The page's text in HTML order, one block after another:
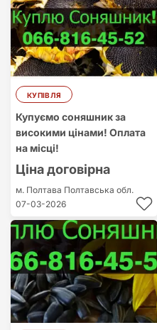
КУПІВЛЯ
Купуємо соняшник за
високими цінами! Оплата
на місці!
Ціна договірна
м. Полтава Полтавська обл.
07-03-2026